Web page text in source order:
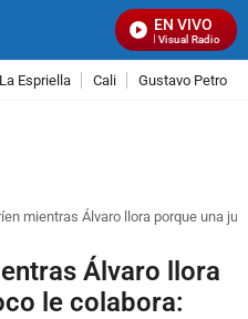
EN VIVO
Señal Visual Radio
Espriella Cali Gustavo Petro
mientras Álvaro llora porque una
Álvaro llora
le colabora: